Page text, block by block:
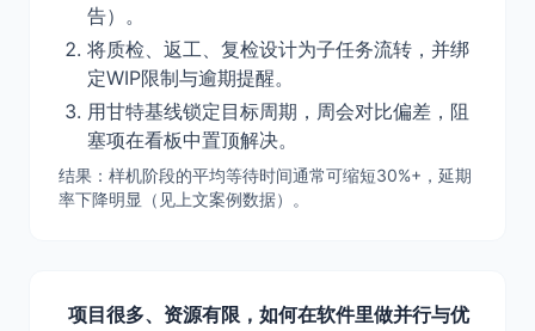
告）。
将质检、返工、复检设计为子任务流转，并绑
定WIP限制与逾期提醒。
用甘特基线锁定目标周期，周会对比偏差，阻
塞项在看板中置顶解决。
结果：样机阶段的平均等待时间通常可缩短30%+，延期
率下降明显（见上文案例数据）。
项目很多、资源有限，如何在软件里做并行与优